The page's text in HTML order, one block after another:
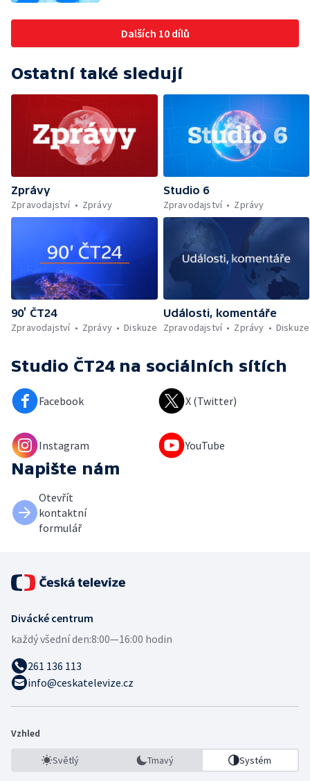
Dalších 10 dílů
Ostatní také sledují
Zprávy
Zpravodajství
Zprávy
Studio 6
Zpravodajství
Zprávy
90’ ČT24
Zpravodajství
Zprávy Diskuze
Události, komentáře
Zpravodajství
Zprávy Diskuze
Studio ČT24 na sociálních sítích
Facebook X (Twitter)
Instagram YouTube
Napište nám
Otevřít
kontaktní
formulář
Divácké centrum
každý všední den:8:00—16:00 hodin
261 136 113
info@ceskatelevize.cz
Vzhled
Světlý Tmavý Systém